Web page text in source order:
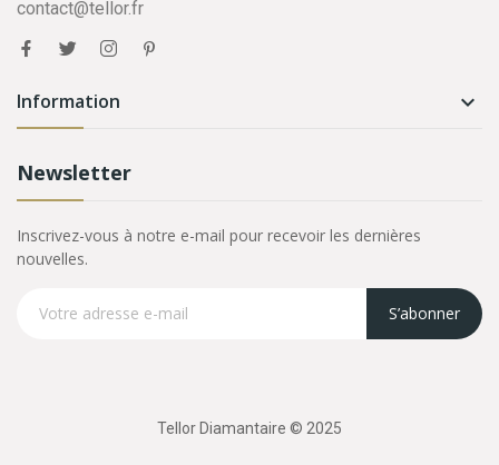
contact@tellor.fr
Information 
Newsletter
Inscrivez-vous à notre e-mail pour recevoir les dernières
nouvelles.
S’abonner
Tellor Diamantaire © 2025